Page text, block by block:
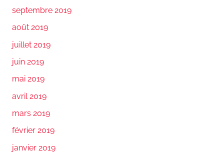
septembre 2019
août 2019
juillet 2019
juin 2019
mai 2019
avril 2019
mars 2019
février 2019
janvier 2019